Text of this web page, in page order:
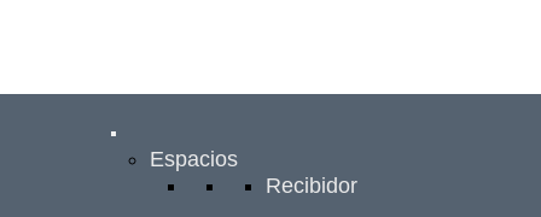
Espacios
Recibidor